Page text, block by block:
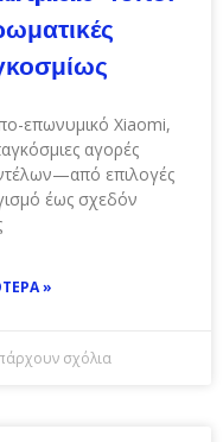
επωνυμικό Xiaomi,
αγορές
επιλογές
έως σχεδόν
»
σχόλια